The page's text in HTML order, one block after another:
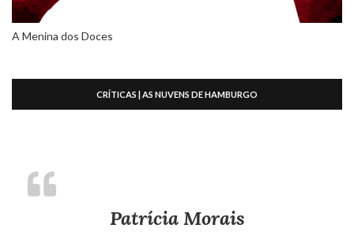
A Menina dos Doces
CRÍTICAS | AS NUVENS DE HAMBURGO
Patrícia Morais